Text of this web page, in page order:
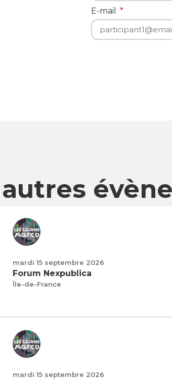
E-mail
mardi 15 septembre 2026
Forum Nexpublica
Île-de-France
mardi 15 septembre 2026